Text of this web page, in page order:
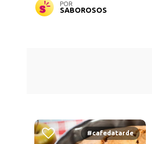
POR
SABOROSOS
#cafedatarde